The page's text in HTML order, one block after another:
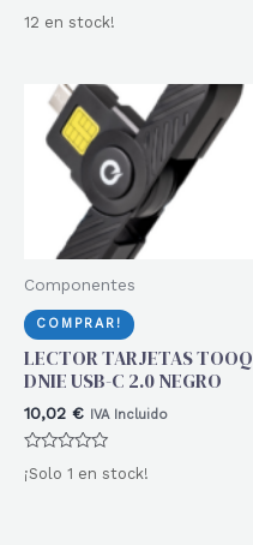
con
12 en stock!
Componentes
COMPRAR!
LECTOR TARJETAS TOOQ
DNIE USB-C 2.0 NEGRO
10,02 € IVA Incluido
Valorado
con
¡Solo 1 en stock!